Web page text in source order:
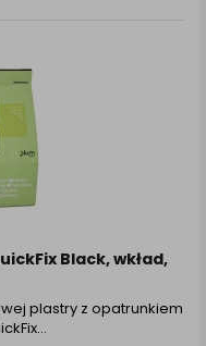
Black, wkład,
plastry z opatrunkiem